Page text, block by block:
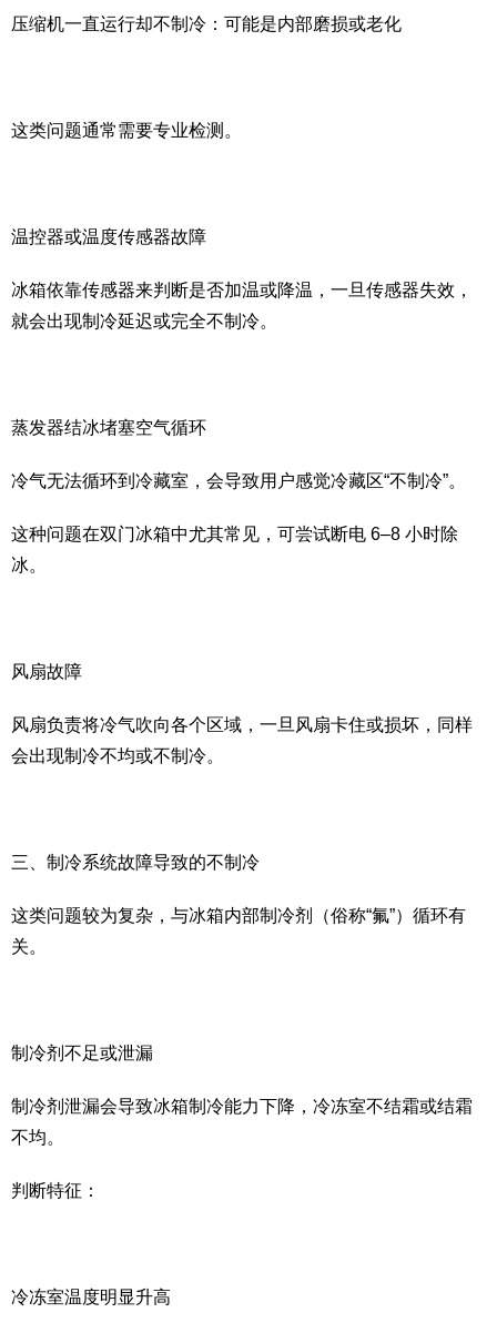
压缩机一直运行却不制冷：可能是内部磨损或老化
这类问题通常需要专业检测。
温控器或温度传感器故障
冰箱依靠传感器来判断是否加温或降温，一旦传感器失效，
就会出现制冷延迟或完全不制冷。
蒸发器结冰堵塞空气循环
冷气无法循环到冷藏室，会导致用户感觉冷藏区“不制冷”。
这种问题在双门冰箱中尤其常见，可尝试断电 6–8 小时除
冰。
风扇故障
风扇负责将冷气吹向各个区域，一旦风扇卡住或损坏，同样
会出现制冷不均或不制冷。
三、制冷系统故障导致的不制冷
这类问题较为复杂，与冰箱内部制冷剂（俗称“氟”）循环有
关。
制冷剂不足或泄漏
制冷剂泄漏会导致冰箱制冷能力下降，冷冻室不结霜或结霜
不均。
判断特征：
冷冻室温度明显升高